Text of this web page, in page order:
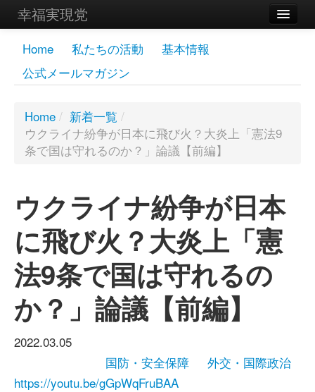
幸福実現党
メンバーズページ
党員
お問い合わせ
Home 私たちの活動
基本情報
公式メールマガジン
Home / 新着一覧 /
ウクライナ紛争が日本に飛び火？大炎上「憲法9
条で国は守れるのか？」論議【前編】
ウクライナ紛争が日本
に飛び火？大炎上「憲
法9条で国は守れるの
か？」論議【前編】
2022.03.05
国防・安全保障
外交・国際政治
https://youtu.be/gGpWqFruBAA